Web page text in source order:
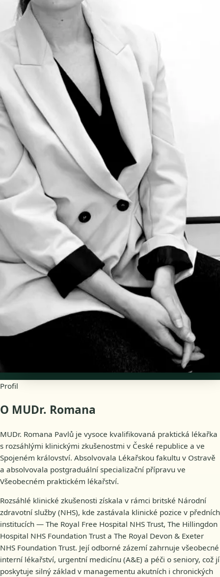
MUDr. Romana Pavlů
Praktická lékařka — Všeobecné praktické lékařství
Zkontrolujte podrobnosti profilu lékaře, oblasti konzultací a
možnosti rezervace před naplánováním vaší schůzky.
Praktická lékařka — Všeobecné praktické lékařství
Czechia
English, Czech
Registrováno v Czechia
Online konzultace k dispozici
Ověřený profil
Vybrat termín s MUDr.
Ověřit registraci
Praktická lékařka — Všeobecné praktické lékařství
Konzultace primární péče
Jazyky
English, Czech
Profil
O MUDr. Romana
MUDr. Romana Pavlů je vysoce kvalifikovaná praktická lékařka
s rozsáhlými klinickými zkušenostmi v České republice a ve
Spojeném království. Absolvovala Lékařskou fakultu v Ostravě
a absolvovala postgraduální specializační přípravu ve
Všeobecném praktickém lékařství.
Rozsáhlé klinické zkušenosti získala v rámci britské Národní
zdravotní služby (NHS), kde zastávala klinické pozice v předních
institucích — The Royal Free Hospital NHS Trust, The Hillingdon
Hospital NHS Foundation Trust a The Royal Devon & Exeter
NHS Foundation Trust. Její odborné zázemí zahrnuje všeobecné
interní lékařství, urgentní medicínu (A&E) a péči o seniory, což jí
poskytuje silný základ v managementu akutních i chronických